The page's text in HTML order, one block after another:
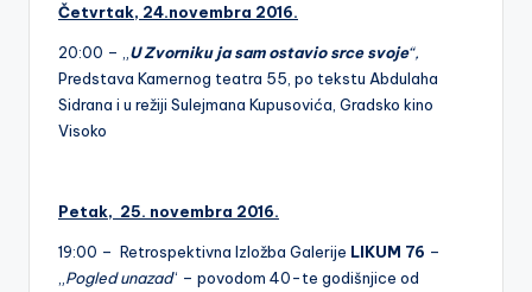
Četvrtak, 24.novembra 2016.
20:00 – „ U Zvorniku ja sam ostavio srce svoje“,
Predstava Kamernog teatra 55, po tekstu Abdulaha
Sidrana i u režiji Sulejmana Kupusovića, Gradsko kino
Visoko
Petak, 25. novembra 2016.
19:00 – Retrospektivna Izložba Galerije LIKUM 76 –
Pogled unazad“ – povodom 40-te godišnjice od